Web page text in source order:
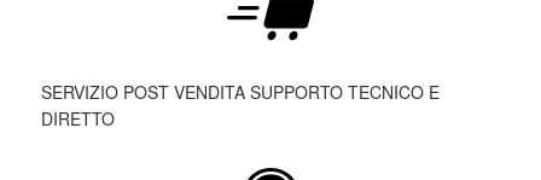
SERVIZIO POST VENDITA SUPPORTO TECNICO E
DIRETTO